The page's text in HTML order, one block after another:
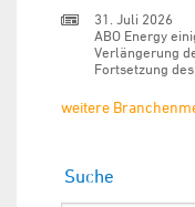
31. Juli 2026
ABO Energy
Verlängerung
Fortsetzung
weitere
Suche